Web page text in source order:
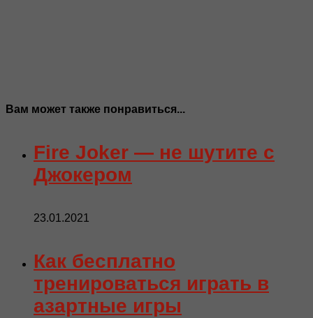
Вам может также понравиться...
Fire Joker — не шутите с
Джокером
23.01.2021
Как бесплатно
тренироваться играть в
азартные игры